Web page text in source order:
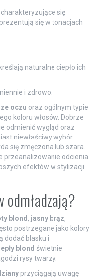
charakteryzujące się
się w tonacjach
naturalne ciepło ich
i zdrowo.
oczu oraz ogólnym typie
koloru włosów. Dobrze
odmienić wygląd oraz
niewłaściwy wybór
się zmęczona lub szara.
przeanalizowanie odcienia
efektów w stylizacji
odmładzają?
blond, jasny brąz,
postrzegane jako kolory
dodać blasku i
blond świetnie
rysy twarzy.
przyciągają uwagę